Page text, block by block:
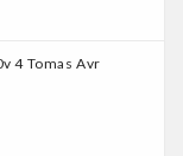
4 Tomas Avr